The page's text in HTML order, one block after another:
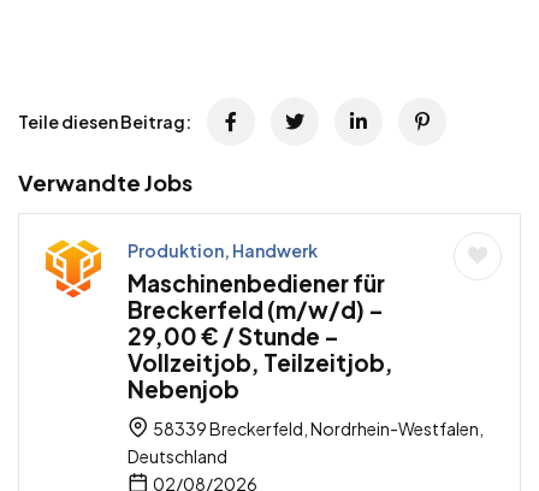
Teile diesen Beitrag:
Verwandte Jobs
Produktion, Handwerk
Maschinenbediener für
Breckerfeld (m/w/d) –
29,00 € / Stunde –
Vollzeitjob, Teilzeitjob,
Nebenjob
58339 Breckerfeld, Nordrhein-Westfalen,
Deutschland
02/08/2026